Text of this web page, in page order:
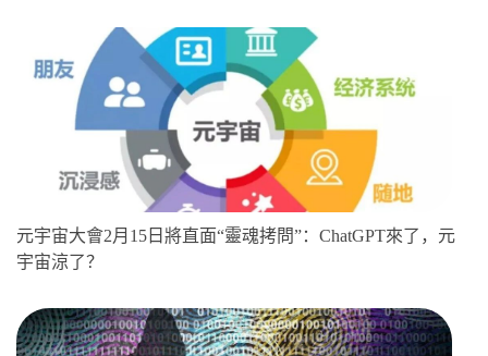
元宇宙大會2月15日將直面“靈魂拷問”：ChatGPT來了，元
宇宙涼了？